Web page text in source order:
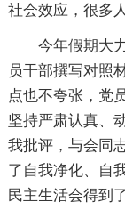
社会效应，很多
今年假期大力
员干部撰写对照
点也不夸张，党
坚持严肃认真、
我批评，与会同
了自我净化、自
民主生活会得到